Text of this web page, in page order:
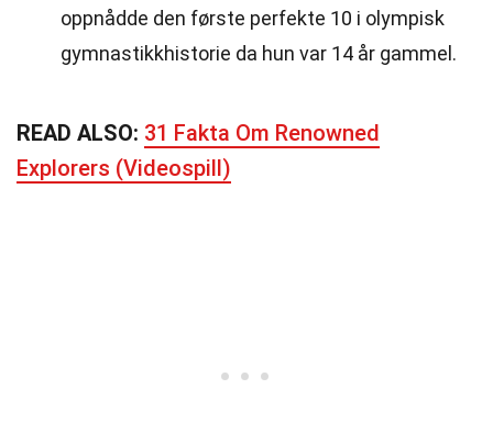
oppnådde den første perfekte 10 i olympisk
gymnastikkhistorie da hun var 14 år gammel.
READ ALSO: 31 Fakta Om Renowned
Explorers (Videospill)